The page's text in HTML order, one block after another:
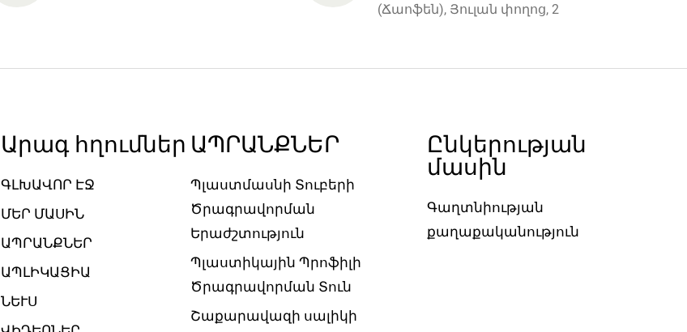
(Ճաոֆեն), Յուլան փողոց, 2
Արագ հղումներ
ԳԼԽԱՎՈՐ ԷՋ
ՄԵՐ ՄԱՍԻՆ
ԱՊՐԱՆՔՆԵՐ
ԱՊԼԻԿԱՑԻԱ
ՆԵՒՍ
ԱՊՐԱՆՔՆԵՐ
Պլաստմասնի Տուբերի
Ծրագրավորման
Երաժշտություն
Պլաստիկային Պրոֆիլի
Ծրագրավորման Տուն
Շաքարավազի սալիկի
Ընկերության
մասին
Գաղտնիության
քաղաքականություն